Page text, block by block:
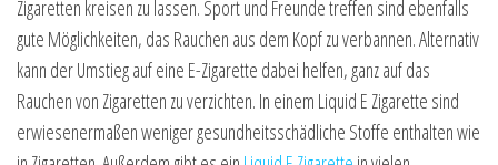
Zigaretten kreisen zu lassen. Sport und Freunde treffen sind ebenfalls
gute Möglichkeiten, das Rauchen aus dem Kopf zu verbannen. Alternativ
kann der Umstieg auf eine E-Zigarette dabei helfen, ganz auf das
Rauchen von Zigaretten zu verzichten. In einem Liquid E Zigarette sind
erwiesenermaßen weniger gesundheitsschädliche Stoffe enthalten wie